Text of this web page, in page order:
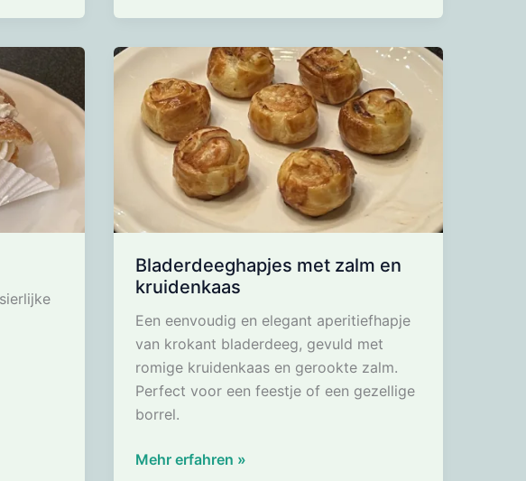
Bladerdeeghapjes met zalm en
kruidenkaas
Een eenvoudig en elegant aperitiefhapje
van krokant bladerdeeg, gevuld met
romige kruidenkaas en gerookte zalm.
Perfect voor een feestje of een gezellige
borrel.
Bladerdeeghapjes
Mehr erfahren »